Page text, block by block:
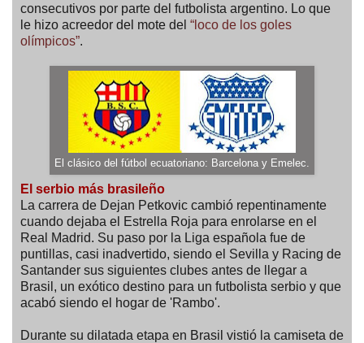
consecutivos por parte del futbolista argentino. Lo que
le hizo acreedor del mote del “loco de los goles
olímpicos”.
El clásico del fútbol ecuatoriano: Barcelona y Emelec.
El serbio más brasileño
La carrera de Dejan Petkovic cambió repentinamente
cuando dejaba el Estrella Roja para enrolarse en el
Real Madrid. Su paso por la Liga española fue de
puntillas, casi inadvertido, siendo el Sevilla y Racing de
Santander sus siguientes clubes antes de llegar a
Brasil, un exótico destino para un futbolista serbio y que
acabó siendo el hogar de 'Rambo'.
Durante su dilatada etapa en Brasil vistió la camiseta de